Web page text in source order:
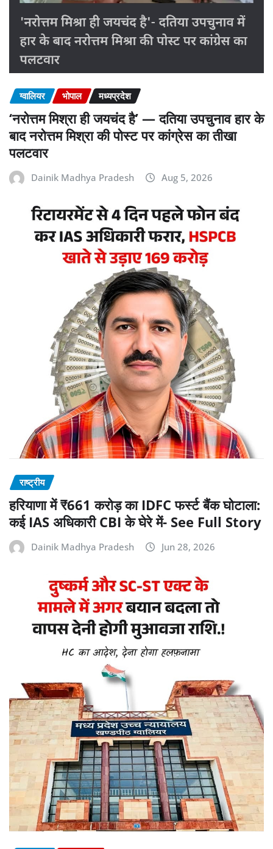
ग्वालियर भोपाल मध्यप्रदेश
‘नरोत्तम मिश्रा ही जयचंद है’ — दतिया उपचुनाव हार के
बाद नरोत्तम मिश्रा की पोस्ट पर कांग्रेस का तीखा
पलटवार
Dainik Madhya Pradesh Aug 5, 2026
राष्ट्रीय
हरियाणा में ₹661 करोड़ का IDFC फर्स्ट बैंक घोटाला:
कई IAS अधिकारी CBI के घेरे में- See Full Story
Dainik Madhya Pradesh Jun 28, 2026